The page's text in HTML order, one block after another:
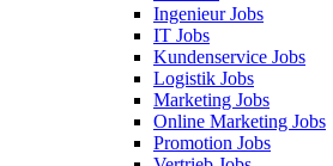
Ingenieur Jobs
IT Jobs
Kundenservice Jobs
Logistik Jobs
Marketing Jobs
Online Marketing Jobs
Promotion Jobs